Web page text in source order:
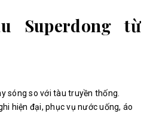
Superdong từ
sóng so với tàu truyền thống.
hiện đại, phục vụ nước uống, áo